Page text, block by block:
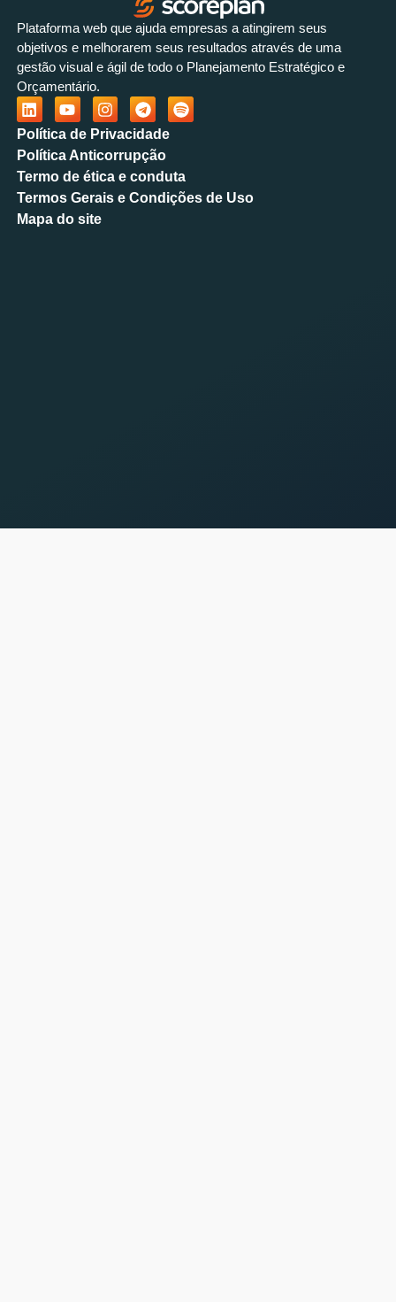
Plataforma web que ajuda empresas a atingirem seus
objetivos e melhorarem seus resultados através de uma
gestão visual e ágil de todo o Planejamento Estratégico e
Orçamentário.
Política de Privacidade
Política Anticorrupção
Termo de ética e conduta
Termos Gerais e Condições de Uso
Mapa do site